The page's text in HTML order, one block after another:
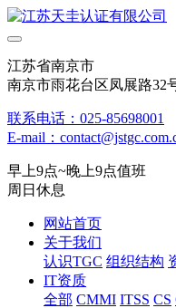
江苏省南京市
南京市雨花台区凤展路32
联系电话：025-85698001
E-mail：
早上9点~晚上9点值班
周日休息
网站首页
关于我们
认识TGC 组织结构
IT资质
全部 CMMI ITSS CS